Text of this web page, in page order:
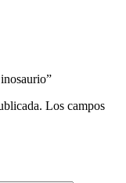
Los campos